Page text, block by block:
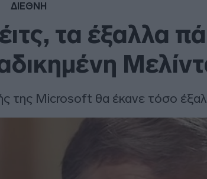
ΔΙΕΘΝΗ
τα έξαλλα
της Microsoft θα έκανε τόσο